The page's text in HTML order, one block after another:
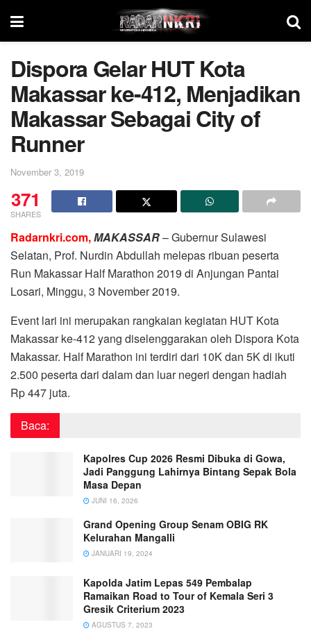
Dispora Gelar HUT Kota
Makassar ke-412, Menjadikan
Makassar Sebagai City of
Runner
November 3, 2019
371
SHARES
Radarnkri.com,MAKASSAR– Gubernur Sulawesi
Selatan, Prof. Nurdin Abdullah melepas ribuan peserta
Run Makassar Half Marathon 2019 di Anjungan Pantai
Losari, Minggu, 3 November 2019.
Event lari ini merupakan rangkaian kegiatan HUT Kota
Makassar ke-412 yang diselenggarakan oleh Dispora Kota
Makassar. Half Marathon ini terdiri dari 10K dan 5K di ikuti
2.500 peserta dari dalam dan luar negeri dengan hadiah
Rp 447 juta.
Baca:
Kapolres Cup 2026 Resmi Dibuka di Gowa,
Jadi Panggung Lahirnya Bintang Sepak Bola
Masa Depan
JUNI 16, 2026
Grand Opening Group Senam OBIG RK
Kelurahan Mangalli
JANUARI 19, 2024
Kapolda Jatim Lepas 549 Pembalap
Ramaikan Road to Tour of Kemala Seri 3
Gresik Criterium 2023
AGUSTUS 7, 2023